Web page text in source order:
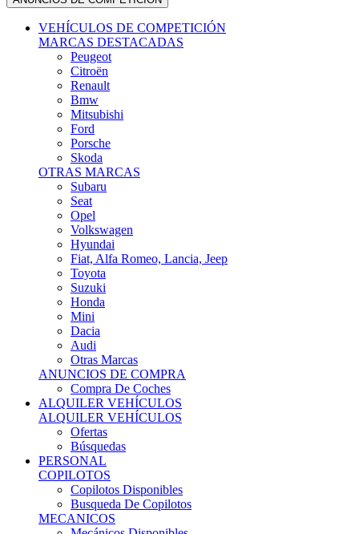
VEHÍCULOS DE COMPETICIÓN
MARCAS DESTACADAS
Peugeot
Citroën
Renault
Bmw
Mitsubishi
Ford
Porsche
Skoda
OTRAS MARCAS
Subaru
Seat
Opel
Volkswagen
Hyundai
Fiat, Alfa Romeo, Lancia, Jeep
Toyota
Suzuki
Honda
Mini
Dacia
Audi
Otras Marcas
ANUNCIOS DE COMPRA
Compra De Coches
ALQUILER VEHÍCULOS
ALQUILER VEHÍCULOS
Ofertas
Búsquedas
PERSONAL
COPILOTOS
Copilotos Disponibles
Busqueda De Copilotos
MECANICOS
Mecánicos Disponibles
Búsqueda De Mecánicos